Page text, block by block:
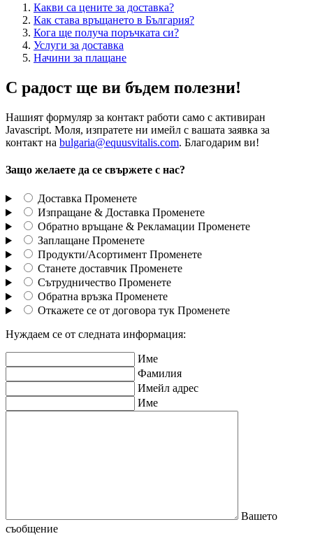
Какви са цените за доставка?
Как става връщането в България?
Кога ще получа поръчката си?
Услуги за доставка
Начини за плащане
С радост ще ви бъдем полезни!
Нашият формуляр за контакт работи само с активиран
Javascript. Моля, изпратете ни имейл с вашата заявка за
контакт на bulgaria@equusvitalis.com. Благодарим ви!
Защо желаете да се свържете с нас?
Доставка Променете
Изпращане & Доставка Променете
Обратно връщане & Рекламации Променете
Заплащане Променете
Продукти/Асортимент Променете
Станете доставчик Променете
Сътрудничество Променете
Обратна връзка Променете
Откажете се от договора тук Променете
Нуждаем се от следната информация:
Име
Фамилия
Имейл адрес
Име
Вашето
съобщение